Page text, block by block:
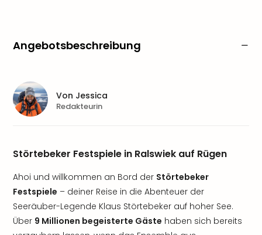
Angebotsbeschreibung
Störtebeker Festspiele in Ralswiek auf Rügen
Ahoi und willkommen an Bord der Störtebeker
Festspiele – deiner Reise in die Abenteuer der
Seeräuber-Legende Klaus Störtebeker auf hoher See.
Über 9 Millionen begeisterte Gäste haben sich bereits
Von Jessica
Redakteurin